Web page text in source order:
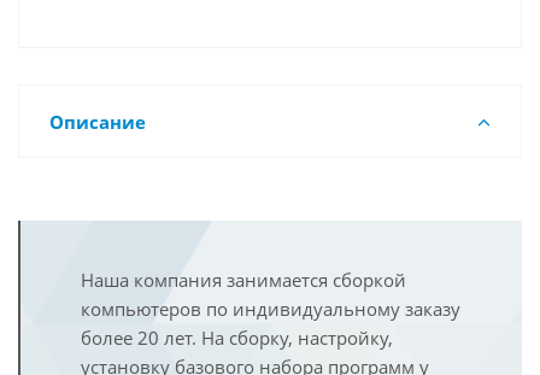
Описание
Наша компания занимается сборкой
компьютеров по индивидуальному заказу
более 20 лет. На сборку, настройку,
установку базового набора программ у